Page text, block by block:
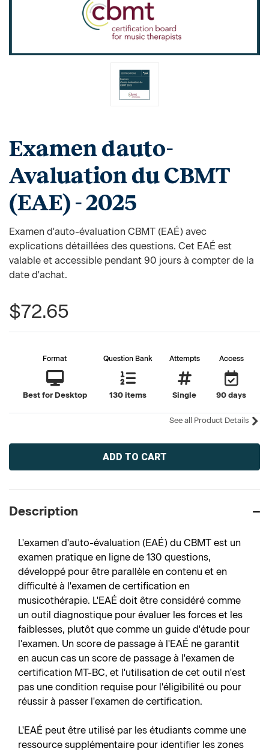
Examen dauto-
Avaluation du CBMT
(EAE) - 2025
Examen d'auto-évaluation CBMT (EAÉ) avec
explications détaillées des questions. Cet EAÉ est
valable et accessible pendant 90 jours à compter de la
date d'achat.
$72.65
Format
Best for Desktop
Question Bank
130 items
Attempts
Single
Access
90 days
See all Product Details
Current
Description
L'examen d'auto-évaluation (EAÉ) du CBMT est un
examen pratique en ligne de 130 questions,
développé pour être parallèle en contenu et en
difficulté à l'examen de certification en
musicothérapie. L'EAÉ doit être considéré comme
un outil diagnostique pour évaluer les forces et les
faiblesses, plutôt que comme un guide d'étude pour
l'examen. Un score de passage à l'EAÉ ne garantit
en aucun cas un score de passage à l'examen de
certification MT-BC, et l'utilisation de cet outil n'est
pas une condition requise pour l'éligibilité ou pour
réussir à passer l'examen de certification.
L'EAÉ peut être utilisé par les étudiants comme une
ressource supplémentaire pour identifier les zones